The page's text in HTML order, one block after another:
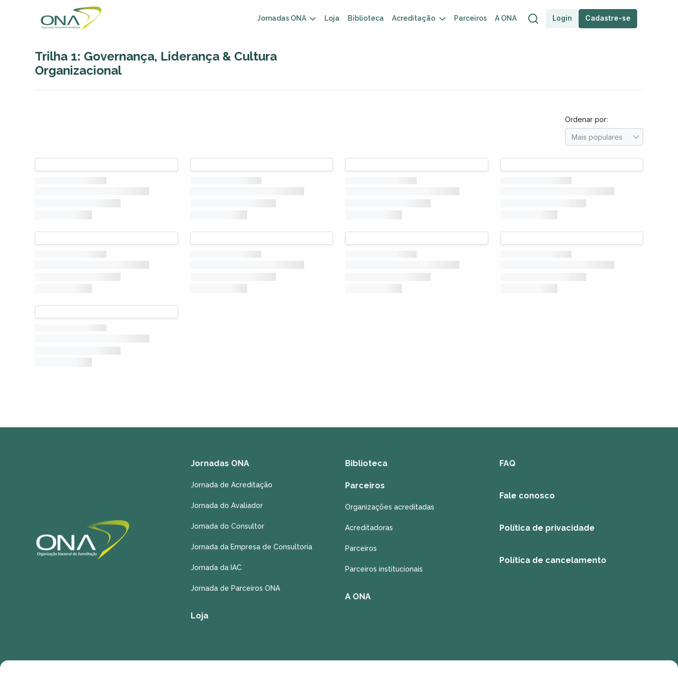
Jornadas ONA Loja Biblioteca Acreditação Parceiros A ONA Login Cadastre-se
Trilha 1: Governança, Liderança & Cultura
Organizacional
Ordenar por:
Jornadas ONA
Jornada de Acreditação
Jornada do Avaliador
Jornada do Consultor
Jornada da Empresa de Consultoria
Jornada da IAC
Jornada de Parceiros ONA
Loja
Biblioteca
Parceiros
Organizações acreditadas
Acreditadoras
Parceiros
Parceiros institucionais
A ONA
FAQ
Fale conosco
Política de privacidade
Política de cancelamento